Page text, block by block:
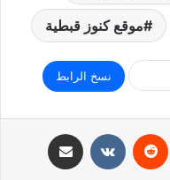
موقع كنوز قبطية
نسخ الرابط
بينتيريست